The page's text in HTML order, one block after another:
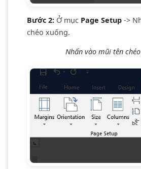
Bước 2: Ở mục Page Setup ->
chéo xuống.
Nhấn vào mũi tên